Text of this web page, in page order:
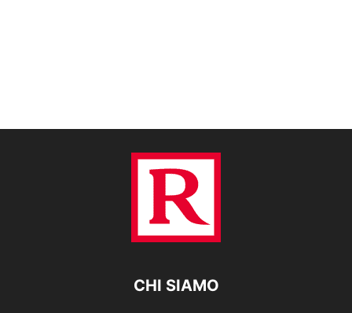
CHI SIAMO